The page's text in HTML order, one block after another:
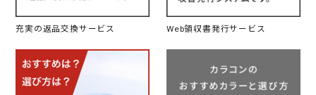
充実の返品交換サービス Web領収書発行サービス